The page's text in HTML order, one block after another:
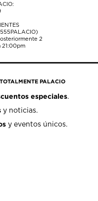
2
21:00pm
PALACIO
especiales.
y noticias.
y eventos únicos.